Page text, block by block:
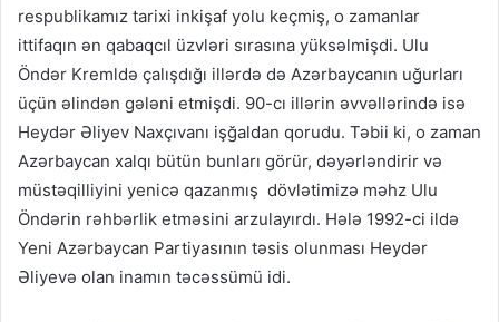
respublikamız tarixi inkişaf yolu keçmiş, o zamanlar
ittifaqın ən qabaqcıl üzvləri sırasına yüksəlmişdi. Ulu
Öndər Kremldə çalışdığı illərdə də Azərbaycanın uğurları
üçün əlindən gələni etmişdi. 90-cı illərin əvvəllərində isə
Heydər Əliyev Naxçıvanı işğaldan qorudu. Təbii ki, o zaman
Azərbaycan xalqı bütün bunları görür, dəyərləndirir və
müstəqilliyini yenicə qazanmış dövlətimizə məhz Ulu
Öndərin rəhbərlik etməsini arzulayırdı. Hələ 1992-ci ildə
Yeni Azərbaycan Partiyasının təsis olunması Heydər
Əliyevə olan inamın təcəssümü idi.